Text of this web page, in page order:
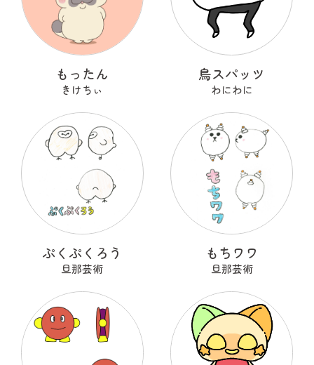
もったん
きけちぃ
鳥スパッツ
わにわに
ぷくぷくろう
旦那芸術
もちワワ
旦那芸術